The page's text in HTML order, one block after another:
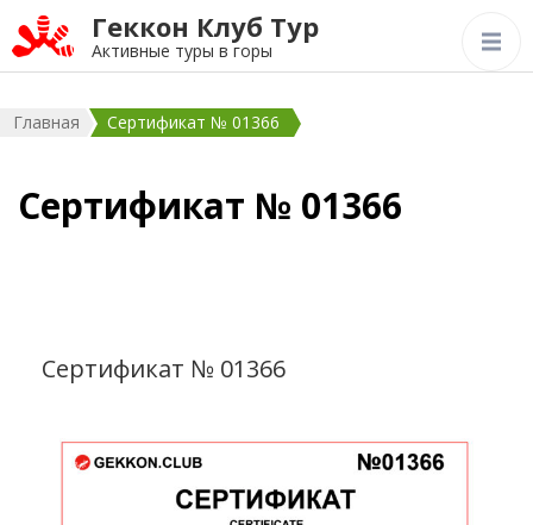
Геккон Клуб Тур
Активные туры в горы
Главная Сертификат № 01366
Сертификат № 01366
Сертификат № 01366